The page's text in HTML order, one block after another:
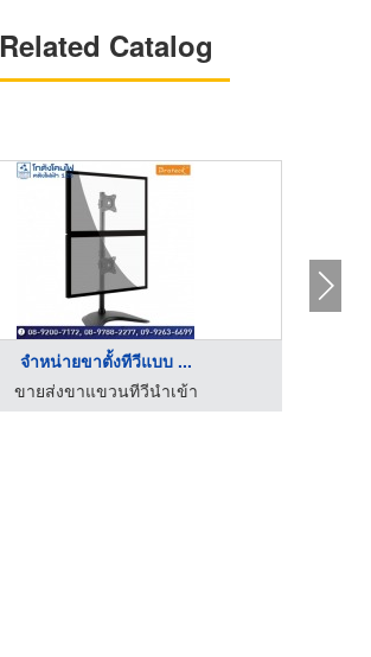
Related Catalog
จำหน่ายขาตั้งทีวีแบบ ...
ขายส่งขาแขวนทีวีนำเข้า